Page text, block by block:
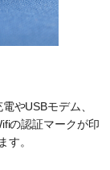
やUSBモデム、
の認証マークが印
す。